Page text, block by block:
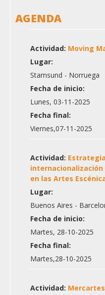
AGENDA
Actividad: Moving
Lugar:
Stamsund - Norruega
Fecha de inicio:
Lunes, 03-11-2025
Fecha final:
Viernes,07-11-2025
Actividad:
en las Artes
Lugar:
Buenos Aires -
Fecha de inicio:
Martes, 28-10-2025
Fecha final:
Martes,28-10-2025
Actividad: Mercartes